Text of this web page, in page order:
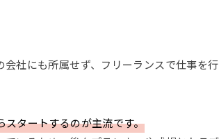
社にも所属せず、フリーランスで仕事を行
スタートするのが主流です。